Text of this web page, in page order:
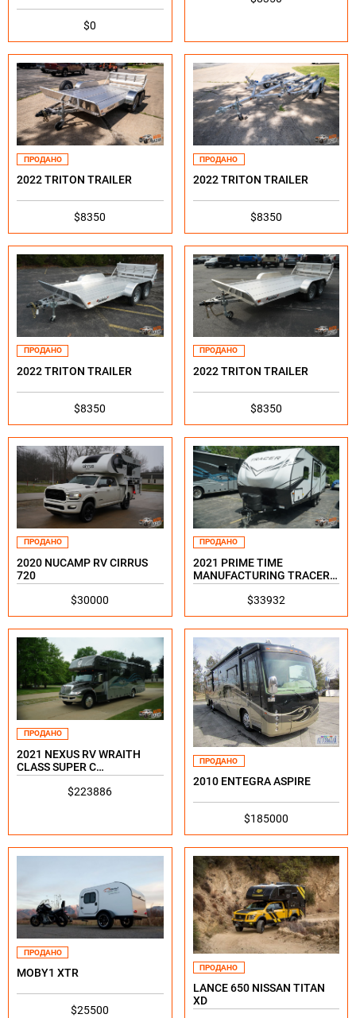
$0
ПРОДАНО
2022 TRITON TRAILER
$8350
ПРОДАНО
2022 TRITON TRAILER
$8350
ПРОДАНО
2022 TRITON TRAILER
$8350
ПРОДАНО
2022 TRITON TRAILER
$8350
ПРОДАНО
2020 NUCAMP RV CIRRUS
720
$30000
ПРОДАНО
2021 PRIME TIME
MANUFACTURING TRACER
24DBS
$33932
ПРОДАНО
2021 NEXUS RV WRAITH
CLASS SUPER C
MOTORHOME
$223886
ПРОДАНО
2010 ENTEGRA ASPIRE
$185000
ПРОДАНО
MOBY1 XTR
$25500
ПРОДАНО
LANCE 650 NISSAN TITAN
XD